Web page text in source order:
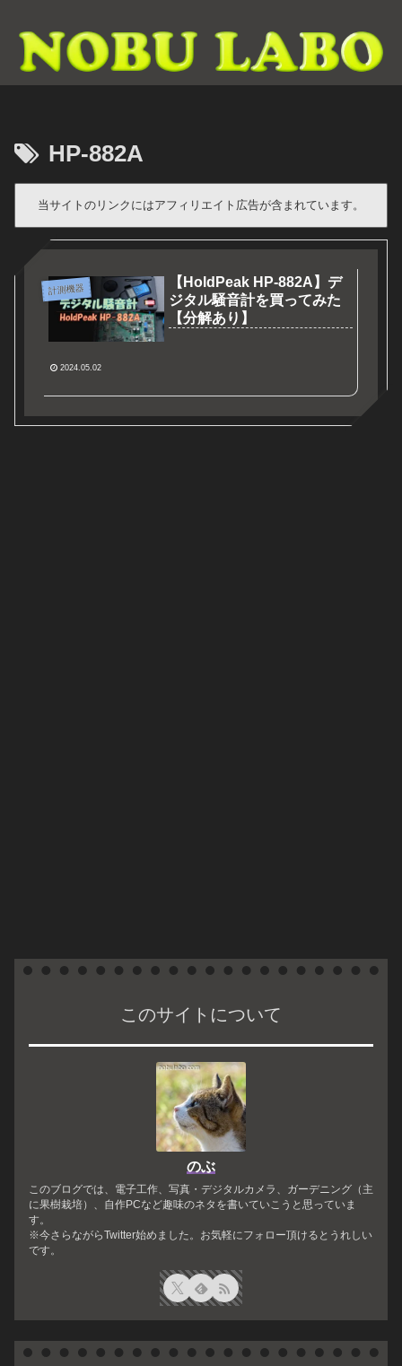
HP-882A
当サイトのリンクにはアフィリエイト広告が含まれています。
計測機器
【HoldPeak HP-882A】デ
ジタル騒音計を買ってみた
【分解あり】
2024.05.02
このサイトについて
のぶ
このブログでは、電子工作、写真・デジタルカメラ、ガーデニング（主
に果樹栽培）、自作PCなど趣味のネタを書いていこうと思っていま
す。
※今さらながらTwitter始めました。お気軽にフォロー頂けるとうれしい
です。